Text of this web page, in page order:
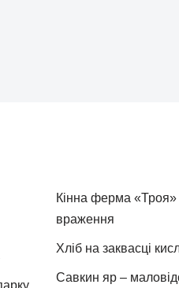
Кінна ферма «Троя»
враження
Хліб на заквасці
Савкин яр –